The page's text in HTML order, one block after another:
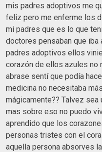
mis padres adoptivos me
feliz pero me enferme los
mi padres que es lo que
doctores pensaban que iba
padres adoptivos ellos
corazón de ellos azules no
abrase sentí que podía
medicina no necesitaba
mágicamente?? Talvez sea
mas sobre eso no puedo
aprendido que los
personas tristes con el
aquella persona absorves